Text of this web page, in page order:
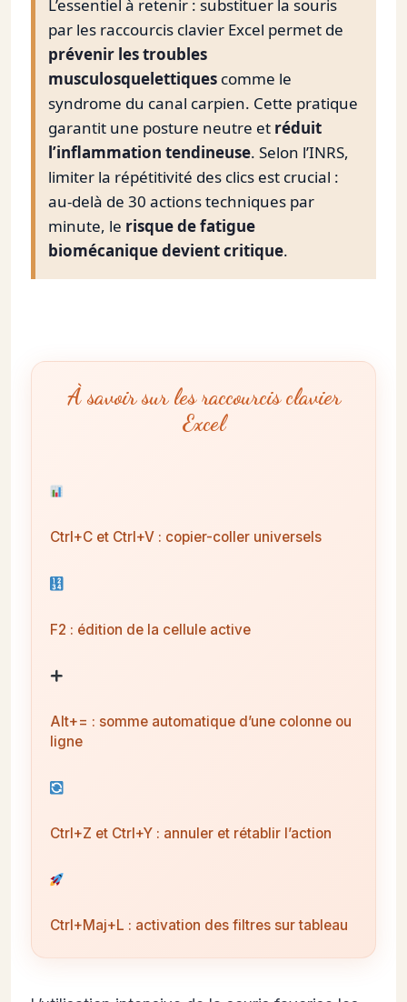
L’essentiel à retenir : substituer la souris
par les raccourcis clavier Excel permet de
prévenir les troubles
musculosquelettiques comme le
syndrome du canal carpien. Cette pratique
garantit une posture neutre et réduit
l’inflammation tendineuse. Selon l’INRS,
limiter la répétitivité des clics est crucial :
au-delà de 30 actions techniques par
minute, le risque de fatigue
biomécanique devient critique.
À savoir sur les raccourcis clavier
Excel
Ctrl+C et Ctrl+V : copier-coller universels
F2 : édition de la cellule active
Alt+= : somme automatique d’une colonne ou
ligne
Ctrl+Z et Ctrl+Y : annuler et rétablir l’action
Ctrl+Maj+L : activation des filtres sur tableau